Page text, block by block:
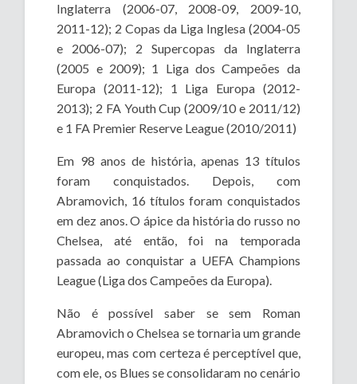
Inglaterra (2006-07, 2008-09, 2009-10,
2011-12); 2 Copas da Liga Inglesa (2004-05
e 2006-07); 2 Supercopas da Inglaterra
(2005 e 2009); 1 Liga dos Campeões da
Europa (2011-12); 1 Liga Europa (2012-
2013); 2 FA Youth Cup (2009/10 e 2011/12)
e 1 FA Premier Reserve League (2010/2011)
Em 98 anos de história, apenas 13 títulos
foram conquistados. Depois, com
Abramovich, 16 títulos foram conquistados
em dez anos. O ápice da história do russo no
Chelsea, até então, foi na temporada
passada ao conquistar a UEFA Champions
League (Liga dos Campeões da Europa).
Não é possível saber se sem Roman
Abramovich o Chelsea se tornaria um grande
europeu, mas com certeza é perceptível que,
com ele, os Blues se consolidaram no cenário